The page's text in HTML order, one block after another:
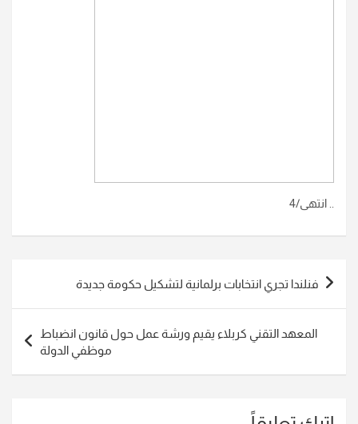
.. انتهى/4
تصفّح
المقالات
فنلندا تجري انتخابات برلمانية لتشكيل حكومة جديدة
المعهد التقني كربلاء يقيم ورشة عمل حول قانون انضباط
موظفي الدولة